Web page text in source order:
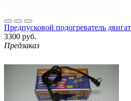
Предпусковой подогреватель
3300 руб.
Предзаказ